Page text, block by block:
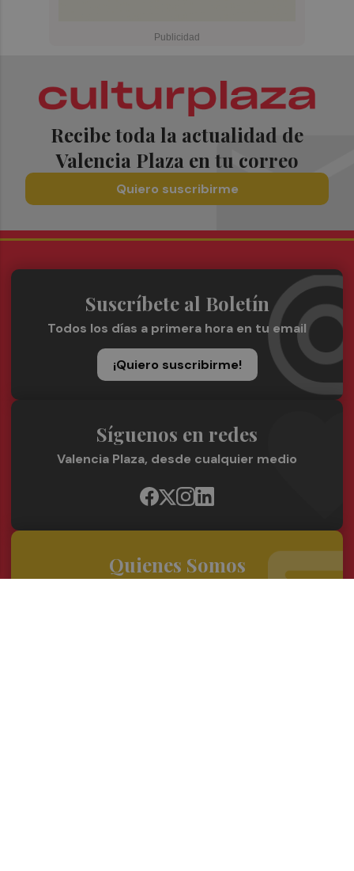
Recibe toda la actualidad de
Valencia Plaza en tu correo
Quiero suscribirme
Suscríbete al Boletín
Todos los días a primera hora en tu email
¡Quiero suscribirme!
Síguenos en redes
Valencia Plaza, desde cualquier medio
Quienes Somos